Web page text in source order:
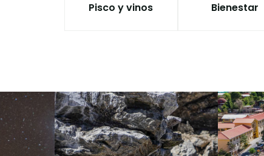
Pisco y vinos Bienestar